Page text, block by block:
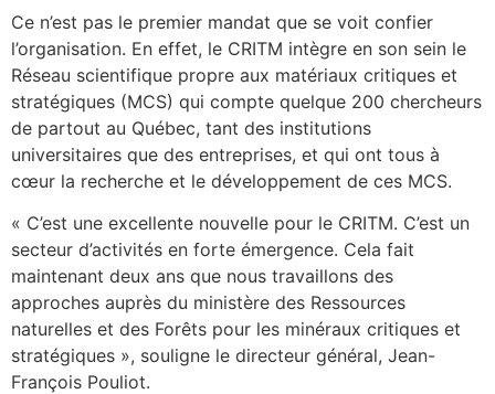
Ce n’est pas le premier mandat que se voit confier
l’organisation. En effet, le CRITM intègre en son sein le
Réseau scientifique propre aux matériaux critiques et
stratégiques (MCS) qui compte quelque 200 chercheurs
de partout au Québec, tant des institutions
universitaires que des entreprises, et qui ont tous à
cœur la recherche et le développement de ces MCS.
« C’est une excellente nouvelle pour le CRITM. C’est un
secteur d’activités en forte émergence. Cela fait
maintenant deux ans que nous travaillons des
approches auprès du ministère des Ressources
naturelles et des Forêts pour les minéraux critiques et
stratégiques », souligne le directeur général, Jean-
François Pouliot.